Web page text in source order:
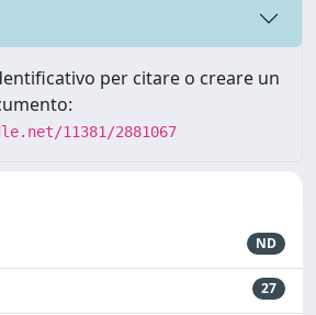
per citare o creare un
11381/2881067
ND
27